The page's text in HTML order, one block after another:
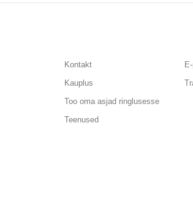
Kontakt
Kauplus
Too oma asjad ringlusesse
Teenused